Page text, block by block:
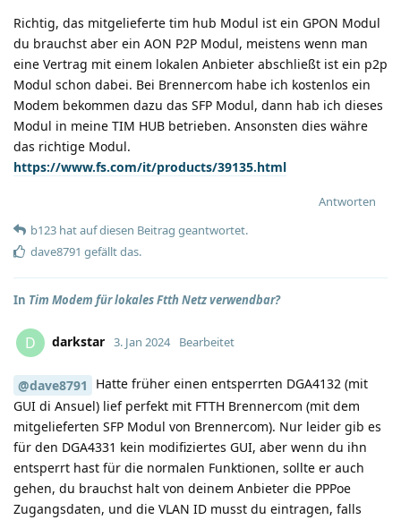
Richtig, das mitgelieferte tim hub Modul ist ein GPON Modul
du brauchst aber ein AON P2P Modul, meistens wenn man
eine Vertrag mit einem lokalen Anbieter abschließt ist ein p2p
Modul schon dabei. Bei Brennercom habe ich kostenlos ein
Modem bekommen dazu das SFP Modul, dann hab ich dieses
Modul in meine TIM HUB betrieben. Ansonsten dies währe
das richtige Modul.
https://www.fs.com/it/products/39135.html
Antworten
b123 hatauf diesen Beitrag geantwortet.
dave8791 gefällt das.
In Tim Modem für lokales Ftth Netz verwendbar?
D darkstar 3. Jan 2024 Bearbeitet
@dave8791
Hatte früher einen entsperrten DGA4132 (mit
GUI di Ansuel) lief perfekt mit FTTH Brennercom (mit dem
mitgelieferten SFP Modul von Brennercom). Nur leider gib es
für den DGA4331 kein modifiziertes GUI, aber wenn du ihn
entsperrt hast für die normalen Funktionen, sollte er auch
gehen, du brauchst halt von deinem Anbieter die PPPoe
Zugangsdaten, und die VLAN ID musst du eintragen, falls